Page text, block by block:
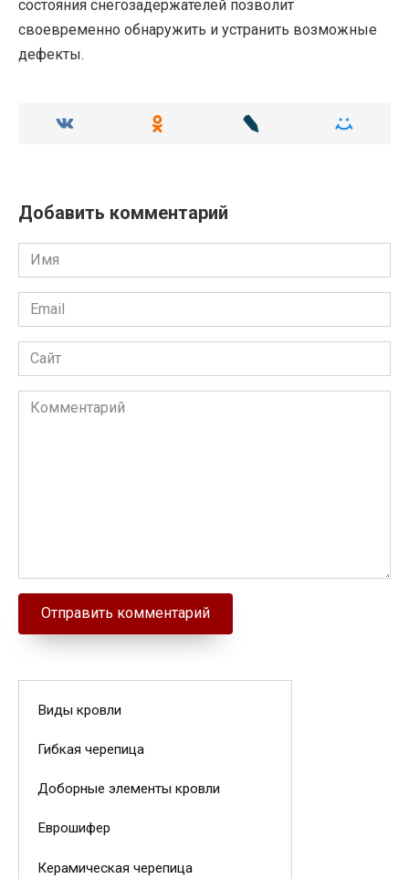
состояния снегозадержателей позволит
своевременно обнаружить и устранить возможные
дефекты.
Добавить комментарий
Имя
Email
Сайт
Комментарий
Виды кровли
Гибкая черепица
Доборные элементы кровли
Еврошифер
Керамическая черепица